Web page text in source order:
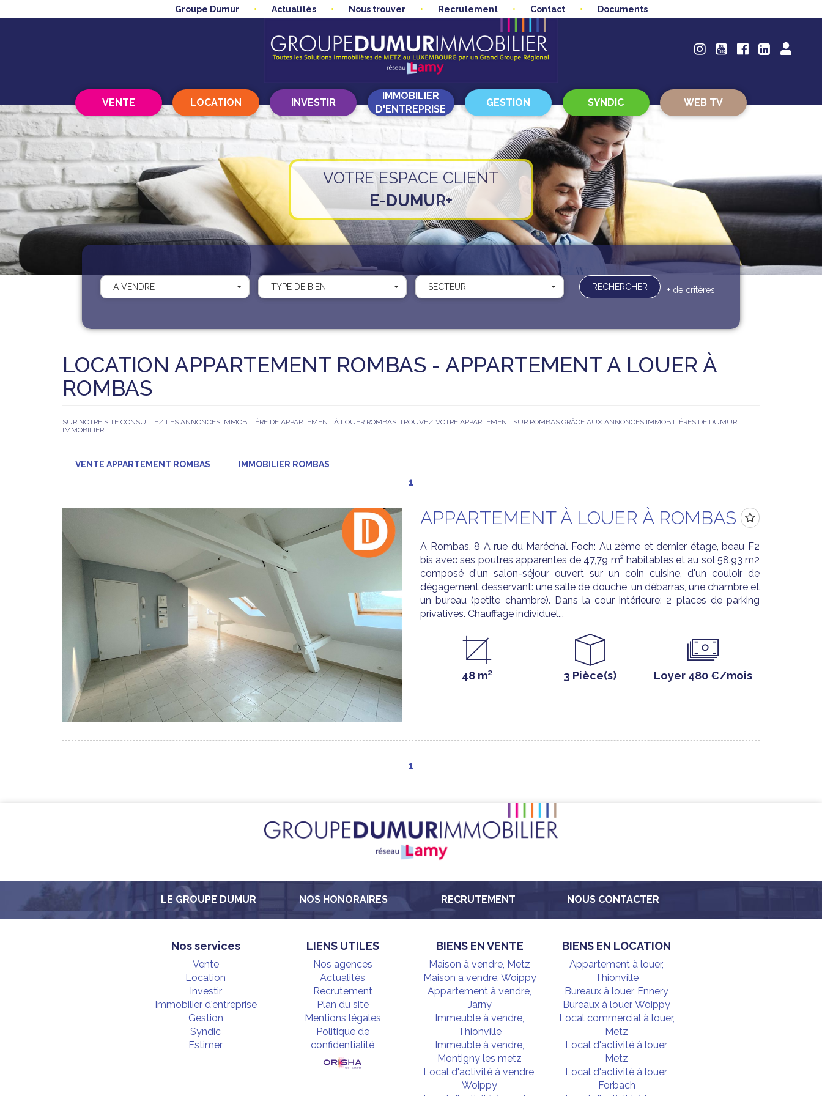
Groupe Dumur Actualités Nous trouver Recrutement Contact Documents
VENTE LOCATION INVESTIR
IMMOBILIER
D'ENTREPRISE
GESTION SYNDIC WEB TV
VOTRE ESPACE CLIENT
E-DUMUR+
A VENDRE TYPE DE BIEN SECTEUR RECHERCHER + de critères
LOCATION APPARTEMENT ROMBAS - APPARTEMENT A LOUER À
ROMBAS
SUR NOTRE SITE CONSULTEZ LES ANNONCES IMMOBILIÈRE DE APPARTEMENT À LOUER ROMBAS. TROUVEZ VOTRE APPARTEMENT SUR ROMBAS GRÂCE AUX ANNONCES IMMOBILIÈRES DE DUMUR
IMMOBILIER.
VENTE APPARTEMENT ROMBAS IMMOBILIER ROMBAS
1
APPARTEMENT À LOUER À ROMBAS
A Rombas, 8 A rue du Maréchal Foch: Au 2ème et dernier étage, beau F2
bis avec ses poutres apparentes de 47,79 m² habitables et au sol 58.93 m2
composé d'un salon-séjour ouvert sur un coin cuisine, d'un couloir de
dégagement desservant: une salle de douche, un débarras, une chambre et
un bureau (petite chambre). Dans la cour intérieure: 2 places de parking
privatives. Chauffage individuel...
48 m² 3 Pièce(s) Loyer 480 €/mois
1
LE GROUPE DUMUR NOS HONORAIRES RECRUTEMENT NOUS CONTACTER
Nos services
Vente
Location
Investir
Immobilier d'entreprise
Gestion
Syndic
Estimer
LIENS UTILES
Nos agences
Actualités
Recrutement
Plan du site
Mentions légales
Politique de
confidentialité
BIENS EN VENTE
Maison à vendre, Metz
Maison à vendre, Woippy
Appartement à vendre,
Jarny
Immeuble à vendre,
Thionville
Immeuble à vendre,
Montigny les metz
Local d'activité à vendre,
Woippy
BIENS EN LOCATION
Appartement à louer,
Thionville
Bureaux à louer, Ennery
Bureaux à louer, Woippy
Local commercial à louer,
Metz
Local d'activité à louer,
Metz
Local d'activité à louer,
Forbach